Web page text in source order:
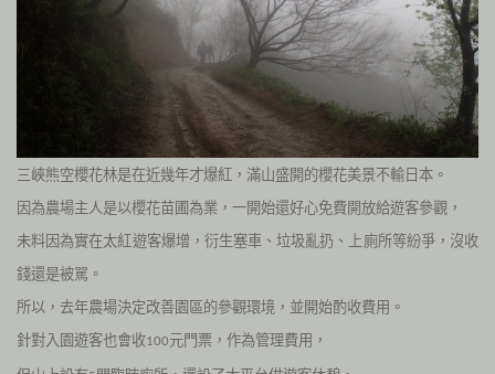
三峽熊空櫻花林是在近幾年才爆紅，滿山盛開的櫻花美景不輸日本。
因為農場主人是以櫻花苗圃為業，一開始還好心免費開放給遊客參觀，
未料因為實在太紅遊客爆增，衍生塞車、垃圾亂扔、上廁所等紛爭，沒收
錢還是被駡。
所以，去年農場決定改善園區的參觀環境，並開始酌收費用。
針對入園遊客也會收100元門票，作為管理費用，